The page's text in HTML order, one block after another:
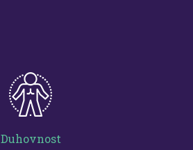
Duhovnost